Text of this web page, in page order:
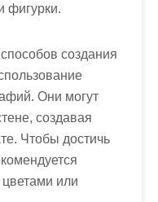
фигурки.
создания
Они могут
создавая
Чтобы достичь
или